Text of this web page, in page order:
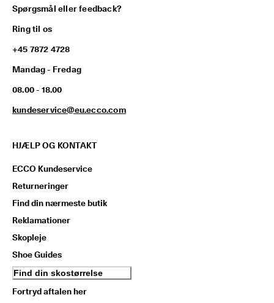
Spørgsmål eller feedback?
Ring til os
+45 7872 4728
Mandag - Fredag
08.00 - 18.00
kundeservice@eu.ecco.com
HJÆLP OG KONTAKT
ECCO Kundeservice
Returneringer
Find din nærmeste butik
Reklamationer
Skopleje
Shoe Guides
Find din skostørrelse
Fortryd aftalen her